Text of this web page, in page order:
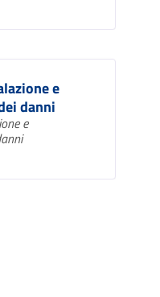
e
danni
e